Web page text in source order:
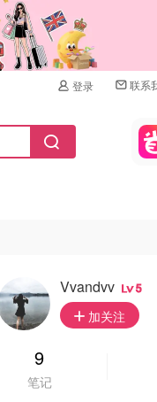
登录 联系
Vvandvv 5
加关注
9
笔记